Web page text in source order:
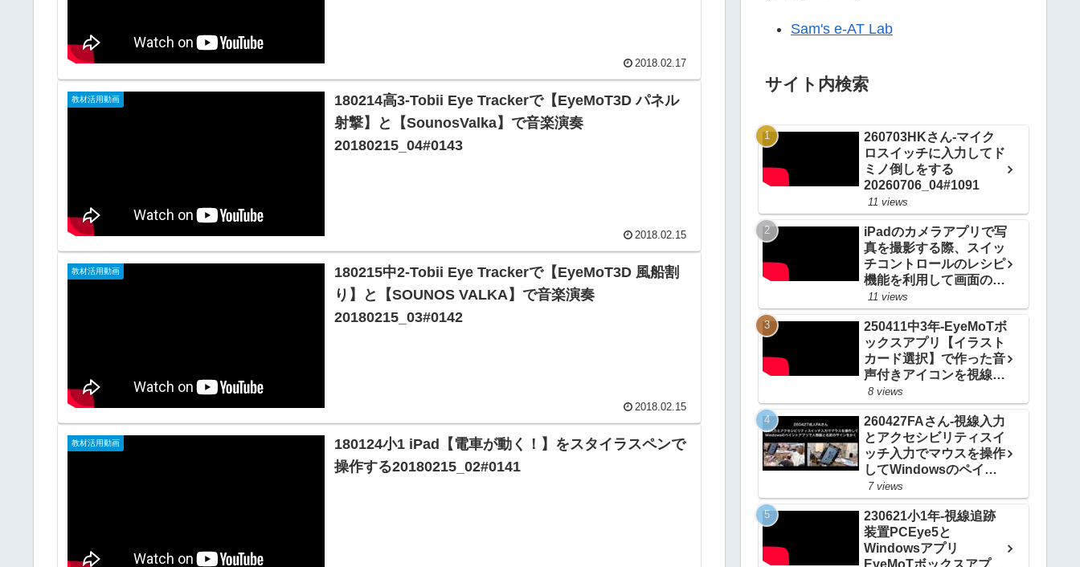
2018.02.17
教材活用動画
180214高3-Tobii Eye Trackerで【EyeMoT3D パネル
射撃】と【SounosValka】で音楽演奏
20180215_04#0143
2018.02.15
教材活用動画
180215中2-Tobii Eye Trackerで【EyeMoT3D 風船割
り】と【SOUNOS VALKA】で音楽演奏
20180215_03#0142
2018.02.15
教材活用動画
180124小1 iPad【電車が動く！】をスタイラスペンで
操作する20180215_02#0141
Sam's e-AT Lab
サイト内検索
260703HKさん-マイク
ロスイッチに入力してド
ミノ倒しをする
20260706_04#1091
11 views
iPadのカメラアプリで写
真を撮影する際、スイッ
チコントロールのレシピ
機能を利用して画面のど
こをタップしてもシャッ
ターをきる方法
20200924_#0514
11 views
250411中3年-EyeMoTボ
ックスアプリ【イラスト
カード選択】で作った音
声付きアイコンを視線入
力で選択して自分の意思
を伝える
20250412_#0967
8 views
260427FAさん-視線入力
とアクセシビリティスイ
ッチ入力でマウスを操作
してWindowsのペイン
トアプリで人物画と名前
のサインをかく
20260503_ #1081
7 views
230621小1年-視線追跡
装置PCEye5と
Windowsアプリ